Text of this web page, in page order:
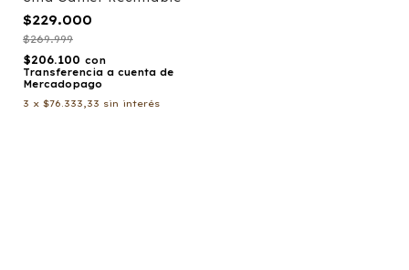
$229.000
$269.999
$206.100 con
Transferencia a cuenta de
Mercadopago
3 x $76.333,33 sin interés